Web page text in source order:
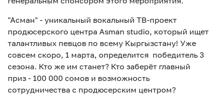
покрытие
"Асман" - уникальный вокальный ТВ-проект
продюсерского центра Asman studio, который ищет
талантливых певцов по всему Кыргызстану! Уже
совсем скоро, 1 марта, определится победитель 3
сезона. Кто же им станет? Кто заберёт главный
приз - 100 000 сомов и возможность
сотрудничества с продюсерским центром?